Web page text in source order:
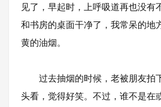
见了，早起时，上呼吸道再也没有
和书房的桌面干净了，我常呆的地
黄的油烟。
过去抽烟的时候，老被朋友拍
头看，觉得好笑。不过，谁不是在